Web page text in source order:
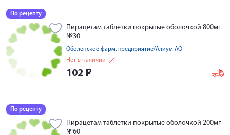
По рецепту
Пирацетам таблетки покрытые оболочкой 800мг
№30
Оболенское фарм. предприятие/Алиум АО
Нет в наличии
102 ₽
По рецепту
Пирацетам таблетки покрытые оболочкой 200мг
№60